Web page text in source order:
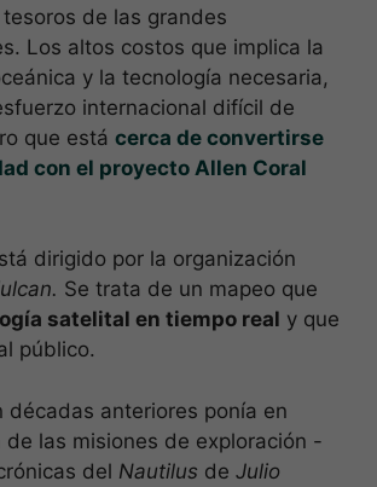
de las grandes
Los altos costos que implica la
y la tecnología necesaria,
internacional difícil de
que está cerca de convertirse
con el proyecto Allen Coral
dirigido por la organización
. Se trata de un mapeo que
satelital en tiempo real y que
público.
décadas anteriores ponía en
de las misiones de exploración -
del Nautilus de Julio